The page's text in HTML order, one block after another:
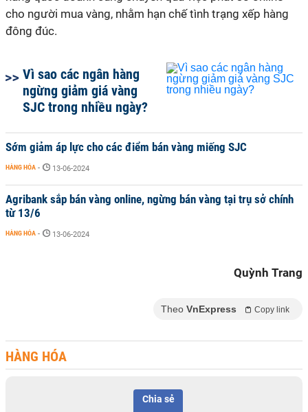
cho người mua vàng, nhằm hạn chế tình trạng xếp hàng
đông đúc.
Vì sao các ngân hàng
ngừng giảm giá vàng
SJC trong nhiều ngày?
Sớm giảm áp lực cho các điểm bán vàng miếng SJC
HÀNG HÓA - 13-06-2024
Agribank sắp bán vàng online, ngừng bán vàng tại trụ sở chính
từ 13/6
HÀNG HÓA - 13-06-2024
Quỳnh Trang
Theo VnExpress Copy link
HÀNG HÓA
Chia sẻ